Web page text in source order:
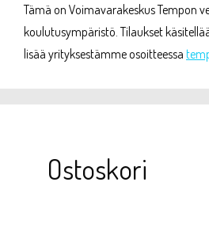
Tämä on Voimavarakeskus Tempon
koulutusympäristö. Tilaukset
lisää yrityksestämme osoitteessa
Ostoskori